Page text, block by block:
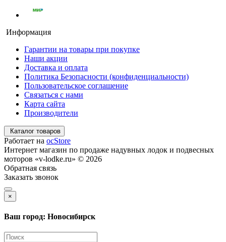
Информация
Гарантии на товары при покупке
Наши акции
Доставка и оплата
Политика Безопасности (конфиденциальности)
Пользовательское соглашение
Связаться с нами
Карта сайта
Производители
Каталог товаров
Работает на ocStore
Интернет магазин по продаже надувных лодок и подвесных
моторов «v-lodke.ru» © 2026
Обратная связь
Заказать звонок
×
Ваш город: Новосибирск